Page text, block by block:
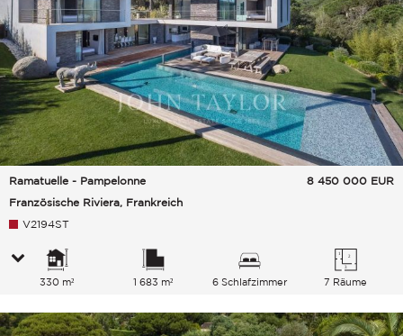
Ramatuelle - Pampelonne
Französische Riviera, Frankreich
8 450 000 EUR
V2194ST
330 m² 1 683 m² 6 Schlafzimmer 7 Räume